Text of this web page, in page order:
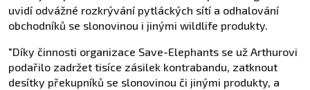
uvidí odvážné rozkrývání pytláckých sítí a odhalování
obchodníků se slonovinou i jinými wildlife produkty.
"Díky činnosti organizace Save-Elephants se už Arthurovi
podařilo zadržet tisíce zásilek kontrabandu, zatknout
desítky překupníků se slonovinou či jinými produkty, a